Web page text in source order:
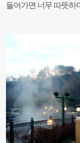
들어가면 너무 따뜻하